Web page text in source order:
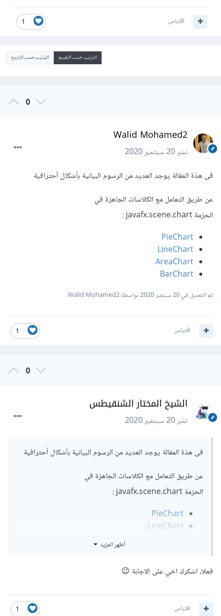
1 اقتباس
الترتيب حسب التقييم الترتيب حسب التاريخ
0
Walid Mohamed2
نشر20 سبتمبر 2020
فى هذة المقالة يوجد العديد من الرسوم البيانية بأشكال أحترافية
عن طريق التعامل مع الكلاسات الجاهزة في
الحزمة javafx.scene.chart :
PieChart
LineChart
AreaChart
BarChart
تم التعديل في20 سبتمبر 2020 بواسطة Walid Mohamed2
1 اقتباس
0
الشيخ المختار الشنقيطس
نشر20 سبتمبر 2020
فى هذة المقالة يوجد العديد من الرسوم البيانية بأشكال أحترافية
عن طريق التعامل مع الكلاسات الجاهزة في
الحزمة javafx.scene.chart :
PieChart
LineChart
أظهر المزيد
فعلا، اشكرك اخي على الاجابة 😉
1 اقتباس